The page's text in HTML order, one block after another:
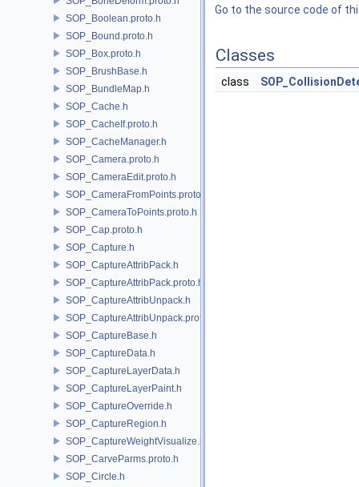
SOP_Boolean.proto.h
SOP_Bound.proto.h
SOP_Box.proto.h
SOP_BrushBase.h
SOP_BundleMap.h
SOP_Cache.h
SOP_CacheIf.proto.h
SOP_CacheManager.h
SOP_Camera.proto.h
SOP_CameraEdit.proto.h
SOP_CameraFromPoints.proto.h
SOP_CameraToPoints.proto.h
SOP_Cap.proto.h
SOP_Capture.h
SOP_CaptureAttribPack.h
SOP_CaptureAttribPack.proto.h
SOP_CaptureAttribUnpack.h
SOP_CaptureAttribUnpack.proto.h
SOP_CaptureBase.h
SOP_CaptureData.h
SOP_CaptureLayerData.h
SOP_CaptureLayerPaint.h
SOP_CaptureOverride.h
SOP_CaptureRegion.h
SOP_CaptureWeightVisualize.h
SOP_CarveParms.proto.h
SOP_Circle.h
Go to the source code of
Classes
class